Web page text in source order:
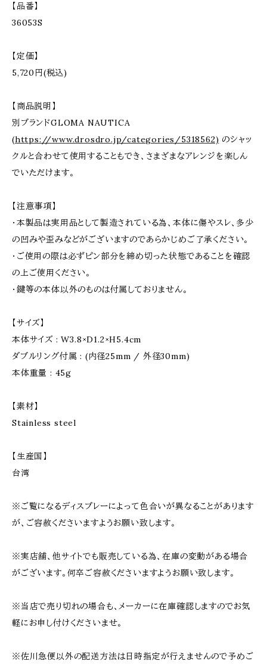
【品番】
36053S
【定価】
5,720円(税込)
【商品説明】
別ブランドGLOMA NAUTICA
(https://www.drosdro.jp/categories/5318562) のシャッ
クルと合わせて使用することもでき、さまざまなアレンジを楽しん
でいただけます。
【注意事項】
・本製品は実用品として製造されている為、本体に傷やスレ、多少
の凹みや歪みなどがございますのであらかじめご了承ください。
・ご使用の際は必ずピン部分を締め切った状態であることを確認
の上ご使用ください。
・鍵等の本体以外のものは付属しておりません。
【サイズ】
本体サイズ : W3.8×D1.2×H5.4cm
ダブルリング付属 : (内径25mm / 外径30mm)
本体重量 : 45g
【素材】
Stainless steel
【生産国】
台湾
※ご覧になるディスプレーによって色合いが異なることがあります
が、ご容赦くださいますようお願い致します。
※実店舗、他サイトでも販売している為、在庫の変動がある場合
がございます。何卒ご容赦くださいますようお願い致します。
※当店で売り切れの場合も、メーカーに在庫確認しますのでお気
軽にお申し付けくださいませ。
※佐川急便以外の配送方法は日時指定が行えませんので予めご